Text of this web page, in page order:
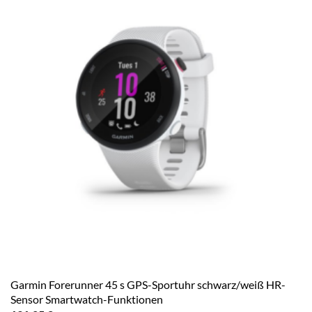
Garmin Forerunner 45 s GPS-Sportuhr schwarz/weiß HR-
Sensor Smartwatch-Funktionen